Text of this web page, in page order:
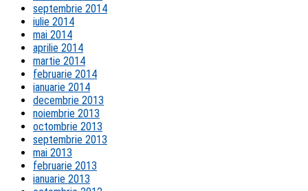
septembrie 2014
iulie 2014
mai 2014
aprilie 2014
martie 2014
februarie 2014
ianuarie 2014
decembrie 2013
noiembrie 2013
octombrie 2013
septembrie 2013
mai 2013
februarie 2013
ianuarie 2013